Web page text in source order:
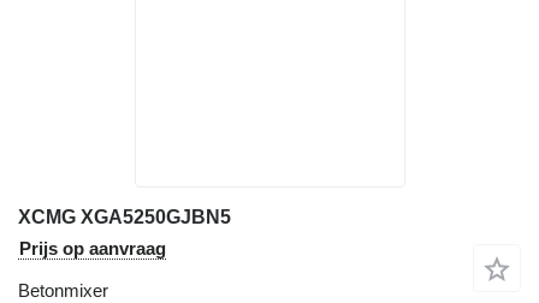
XCMG XGA5250GJBN5
Prijs op aanvraag
Betonmixer